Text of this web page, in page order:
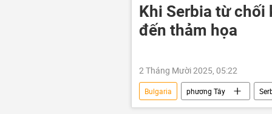
Khi Serbia từ chối
đến thảm họa
2 Tháng Mười 2025, 05:22
Bulgaria phương Tây
Kinh tế
Thổ Nhĩ Kỳ